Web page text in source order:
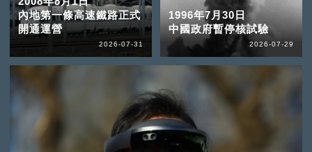
內地第一條高速鐵路正式
開通運營
2026-07-31
1996年7月30日
中國政府暫停核試驗
2026-07-29